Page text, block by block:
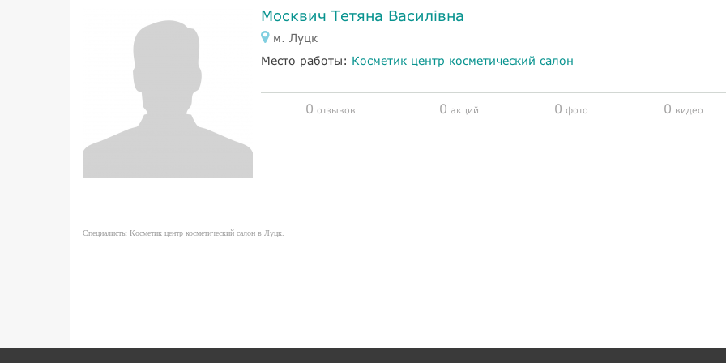
Москвич Тетяна Василівна
м. Луцк
Место работы: Косметик центр косметический салон
0 отзывов 0 акций 0 фото 0 видео
Специалисты Косметик центр косметический салон в Луцк.